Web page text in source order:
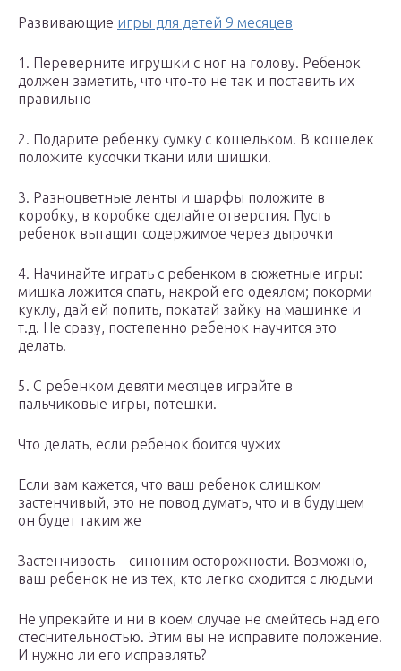
Развивающие игры для детей 9 месяцев
1. Переверните игрушки с ног на голову. Ребенок
должен заметить, что что-то не так и поставить их
правильно
2. Подарите ребенку сумку с кошельком. В кошелек
положите кусочки ткани или шишки.
3. Разноцветные ленты и шарфы положите в
коробку, в коробке сделайте отверстия. Пусть
ребенок вытащит содержимое через дырочки
4. Начинайте играть с ребенком в сюжетные игры:
мишка ложится спать, накрой его одеялом; покорми
куклу, дай ей попить, покатай зайку на машинке и
т.д. Не сразу, постепенно ребенок научится это
делать.
5. С ребенком девяти месяцев играйте в
пальчиковые игры, потешки.
Что делать, если ребенок боится чужих
Если вам кажется, что ваш ребенок слишком
застенчивый, это не повод думать, что и в будущем
он будет таким же
Застенчивость – синоним осторожности. Возможно,
ваш ребенок не из тех, кто легко сходится с людьми
Не упрекайте и ни в коем случае не смейтесь над его
стеснительностью. Этим вы не исправите положение.
И нужно ли его исправлять?